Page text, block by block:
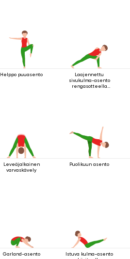
Helppo puuasento
Laajennettu
sivukulma-asento
rengasotteella
Leveäjalkainen
varvaskävely
Puolikuun asento
Garland-asento
Istuva kulma-asento